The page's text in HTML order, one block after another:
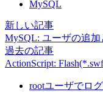
MySQL
新しい記事
MySQL: ユーザの追
過去の記事
ActionScript:
rootユーザでロ